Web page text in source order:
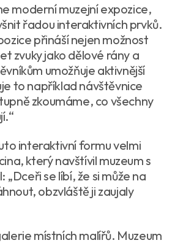
moderní muzejní expozice,
řadou interaktivních prvků.
přináší nejen možnost
zvuky jako dělové rány a
umožňuje aktivnější
to například návštěvnice
zkoumáme, co všechny
interaktivní formu velmi
který navštívil muzeum s
„Dceři se líbí, že si může na
obzvláště ji zaujaly
místních malířů. Muzeum